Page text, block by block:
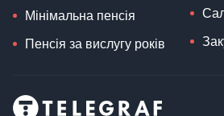
Мінімальна пенсія
Пенсія за вислугу років